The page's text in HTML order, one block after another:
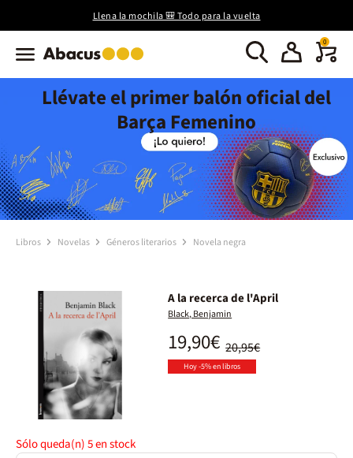
Llena la mochila 🎒 Todo para la vuelta
0
Llévate el primer balón oficial del
Barça Femenino
Libros Novelas Géneros literarios Novela negra
A la recerca de l'April
Black, Benjamin
20,95€
19,90€
Hoy -5% en libros
Sólo queda(n)5en stock